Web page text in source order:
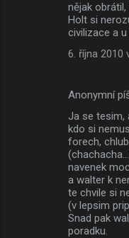
nějak
Holt si
civilizace a
6. října 2010
Anonymní
Ja se tesim,
kdo si
forech,
navenek
a walter k
te chvile si
(v lepsim
Snad pak
poradku.